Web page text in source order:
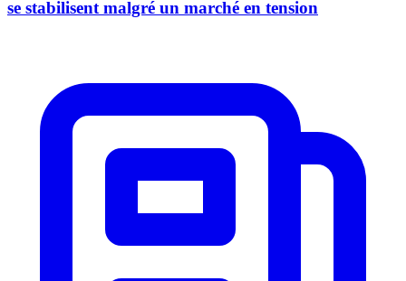
se stabilisent malgré un marché en tension